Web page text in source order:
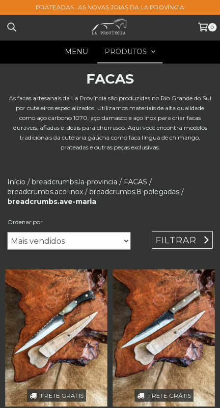
PRATEADAS...AS NOVAS JOIAS DA LA PROVÍNCIA
0
MENU PRODUTOS
FACAS
As facas artesanais da La Província são produzidas no Rio Grande do Sul
por cuteleiros especializados. Utilizamos materiais de alta qualidade
como aço carbono 1070, aço damasco e aço inox para criar facas
duráveis, afiadas e ideais para churrasco. Aqui você encontra modelos
tradicionais da cutelaria gaúcha como faca língua de chimango,
prateadas e outras peças exclusivas.
Início / breadcrumbs.la-provincia / FACAS /
breadcrumbs.aco-inox / breadcrumbs.8-polegadas /
breadcrumbs.ave-maria
Ordenar por
FILTRAR
FRETE GRÁTIS FRETE GRÁTIS